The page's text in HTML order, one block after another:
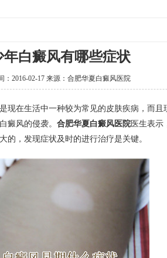
年白癜风有哪些症状
：2016-02-17 来源： 合肥华夏白癜风医院
现在生活中一种较为常见的皮肤疾病，而且
癜风的侵袭。 合肥华夏白癜风医院 医生表示
的，发现症状及时的进行治疗是关键。